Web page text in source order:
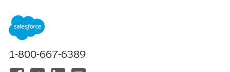
디지털 환경을 구성하려면:
1-800-667-6389